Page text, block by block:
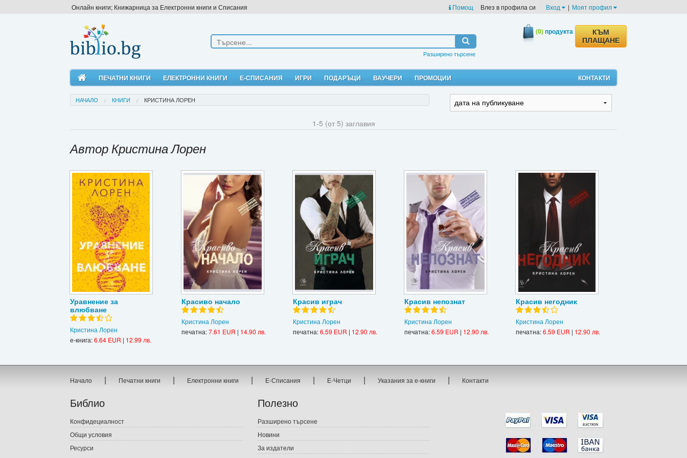
Онлайн книги; Книжарница за Електронни книги и Списания Помощ Влез в профила си Вход | Моят профил
Разширено търсене
(0)продукта
КЪМ
ПЛАЩАНЕ
ПЕЧАТНИ КНИГИ ЕЛЕКТРОННИ КНИГИ Е-СПИСАНИЯ ИГРИ ПОДАРЪЦИ ВАУЧЕРИ ПРОМОЦИИ КОНТАКТИ
НАЧАЛО КНИГИ КРИСТИНА ЛОРЕН
1-5 (от 5) заглавия
Автор Кристина Лорен
Уравнение за
влюбване
Кристина Лорен
е-книга:6.64 EUR | 12.99 лв.
Красиво начало
Кристина Лорен
печатна:7.61 EUR | 14.90 лв.
Красив играч
Кристина Лорен
печатна:6.59 EUR | 12.90 лв.
Красив непознат
Кристина Лорен
печатна:6.59 EUR | 12.90 лв.
Красив негодник
Кристина Лорен
печатна:6.59 EUR | 12.90 лв.
Начало | Печатни книги | Електронни книги | Е-Списания | Е-Четци | Указания за е-книги | Контакти
Библио
Конфидециалност
Общи условия
Ресурси
Полезно
Разширено търсене
Новини
За издатели